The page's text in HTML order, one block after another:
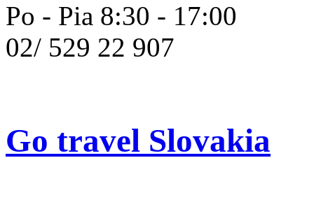
Po - Pia 8:30 - 17:00
02/ 529 22 907
Go travel Slovakia